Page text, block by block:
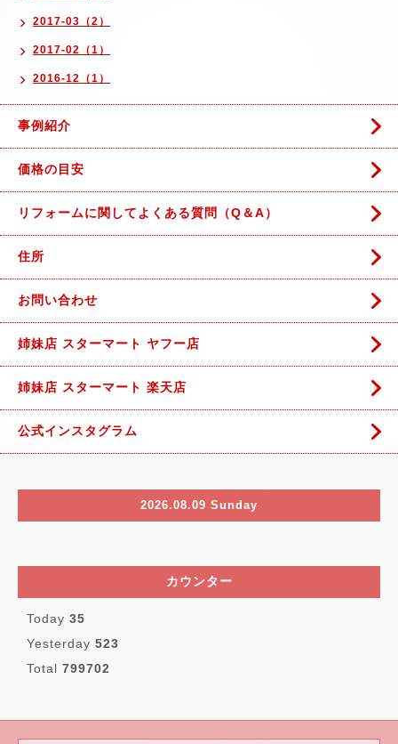
2017-03（2）
2017-02（1）
2016-12（1）
事例紹介
価格の目安
リフォームに関してよくある質問（Q＆A）
住所
お問い合わせ
姉妹店 スターマート ヤフー店
姉妹店 スターマート 楽天店
公式インスタグラム
2026.08.09 Sunday
カウンター
Today 35
Yesterday 523
Total 799702